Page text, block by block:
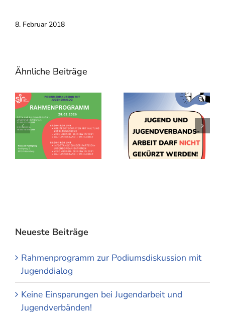
8. Februar 2018
Ähnliche Beiträge
Neueste Beiträge
Rahmenprogramm zur Podiumsdiskussion mit
Jugenddialog
Keine Einsparungen bei Jugendarbeit und
Jugendverbänden!